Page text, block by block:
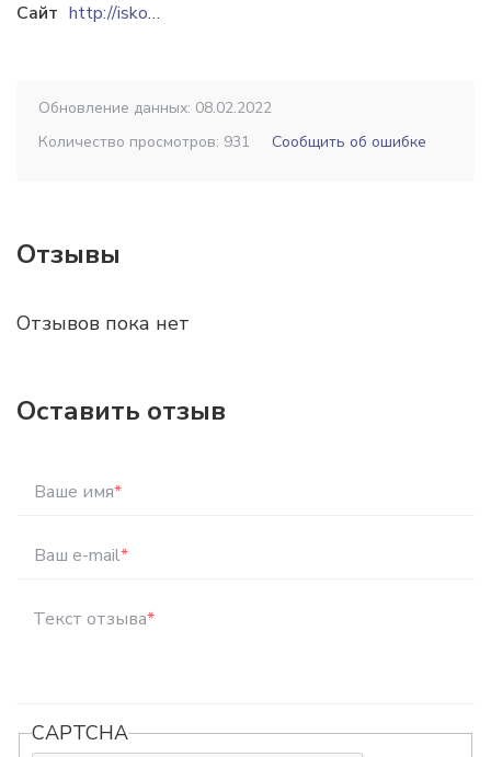
Сайт
http://iskozh.com.ua
Обновление данных: 08.02.2022
Количество просмотров: 931
Сообщить об ошибке
Отзывы
Отзывов пока нет
Оставить отзыв
Ваше имя*
Ваш e-mail*
Текст отзыва*
CAPTCHA